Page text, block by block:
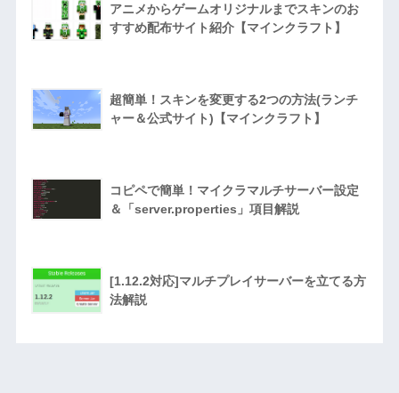
アニメからゲームオリジナルまでスキンのお
すすめ配布サイト紹介【マインクラフト】
超簡単！スキンを変更する2つの方法(ランチ
ャー＆公式サイト)【マインクラフト】
コピペで簡単！マイクラマルチサーバー設定
＆「server.properties」項目解説
[1.12.2対応]マルチプレイサーバーを立てる方
法解説